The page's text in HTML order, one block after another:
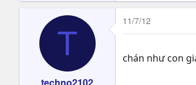
T
11/7/12
chán như con